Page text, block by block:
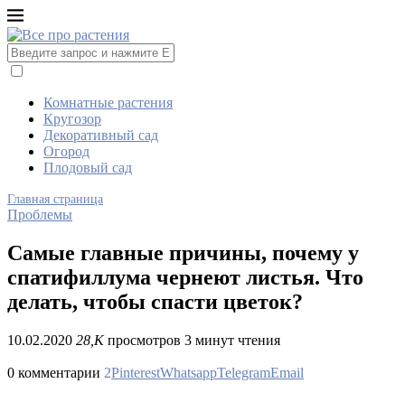
Комнатные растения
Кругозор
Декоративный сад
Огород
Плодовый сад
Главная страница
Проблемы
Самые главные причины, почему у
спатифиллума чернеют листья. Что
делать, чтобы спасти цветок?
10.02.2020 28,Kпросмотров 3 минут чтения
0 комментарии 2PinterestWhatsappTelegramEmail